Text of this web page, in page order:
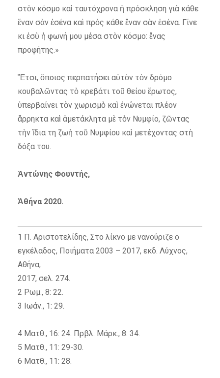
στὸν κόσμο καὶ ταυτόχρονα ἡ πρόσκληση γιὰ κάθε
ἕναν σὰν ἐσένα καὶ πρὸς κάθε ἕναν σὰν ἐσένα. Γίνε
κι ἐσὺ ἡ φωνή μου μέσα στὸν κόσμο: ἕνας
προφήτης.»
Ἔτσι, ὅποιος περπατήσει αὐτὸν τὸν δρόμο
κουβαλῶντας τὸ κρεβάτι τοῦ θείου ἔρωτος,
ὑπερβαίνει τὸν χωρισμὸ καὶ ἑνώνεται πλέον
ἄρρηκτα καὶ ἀμετάκλητα μὲ τὸν Νυμφίο, ζῶντας
τὴν ἴδια τη ζωὴ τοῦ Νυμφίου καὶ μετέχοντας στὴ
δόξα του.
Ἀντώνης Φουντής,
Ἀθήνα 2020.
1 Π. Αριστοτελίδης, Στο λίκνο με νανούριζε ο
εγκέλαδος, Ποιήματα 2003 – 2017, εκδ. Λύχνος,
Αθήνα,
2017, σελ. 274.
2 Ρωμ., 8: 22.
3 Ιωάν., 1: 29.
4 Ματθ., 16: 24. Πρβλ. Μάρκ., 8: 34.
5 Ματθ., 11: 29-30.
6 Ματθ., 11: 28.